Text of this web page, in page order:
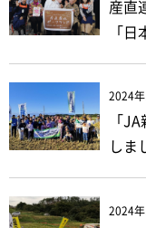
産直
「
2024年
「
しま
2024年